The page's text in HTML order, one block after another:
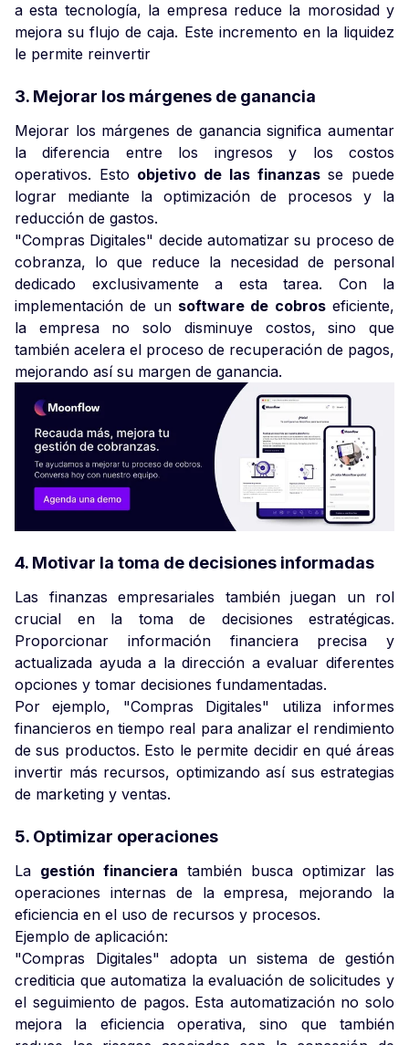
a esta tecnología, la empresa reduce la morosidad y
mejora su flujo de caja. Este incremento en la liquidez
le permite reinvertir
3. Mejorar los márgenes de ganancia
Mejorar los márgenes de ganancia significa aumentar
la diferencia entre los ingresos y los costos
operativos. Esto objetivo de las finanzasse puede
lograr mediante la optimización de procesos y la
reducción de gastos.
"Compras Digitales" decide automatizar su proceso de
cobranza, lo que reduce la necesidad de personal
dedicado exclusivamente a esta tarea. Con la
implementación de un software de cobroseficiente,
la empresa no solo disminuye costos, sino que
también acelera el proceso de recuperación de pagos,
mejorando así su margen de ganancia.
4. Motivar la toma de decisiones informadas
Las finanzas empresariales también juegan un rol
crucial en la toma de decisiones estratégicas.
Proporcionar información financiera precisa y
actualizada ayuda a la dirección a evaluar diferentes
opciones y tomar decisiones fundamentadas.
Por ejemplo, "Compras Digitales" utiliza informes
financieros en tiempo real para analizar el rendimiento
de sus productos. Esto le permite decidir en qué áreas
invertir más recursos, optimizando así sus estrategias
de marketing y ventas.
5. Optimizar operaciones
La gestión financiera también busca optimizar las
operaciones internas de la empresa, mejorando la
eficiencia en el uso de recursos y procesos.
Ejemplo de aplicación:
"Compras Digitales" adopta un sistema de gestión
crediticia que automatiza la evaluación de solicitudes y
el seguimiento de pagos. Esta automatización no solo
mejora la eficiencia operativa, sino que también